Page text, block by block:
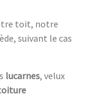
toit, notre
suivant le cas
lucarnes, velux